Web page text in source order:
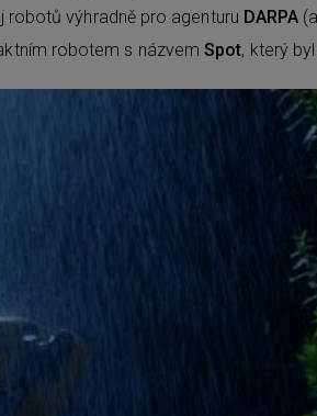
výhradně pro agenturu DARPA
robotem s názvemSpot, který byl